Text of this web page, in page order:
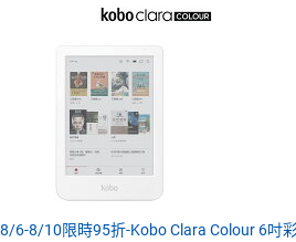
8/6-8/10限時95折-Kobo Clara Colour 6吋